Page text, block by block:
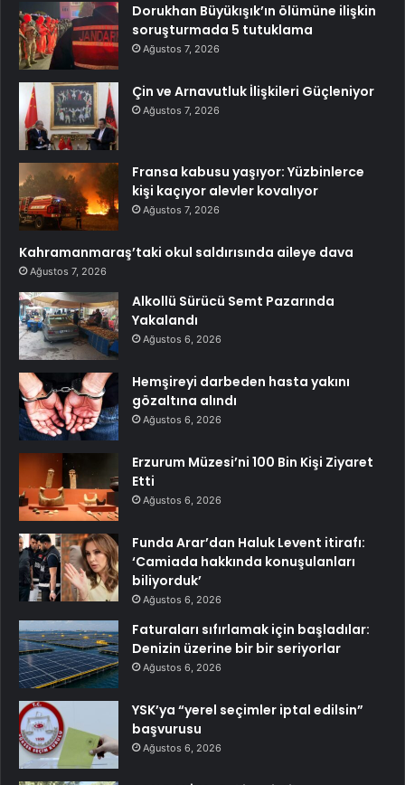
Dorukhan Büyükışık’ın ölümüne ilişkin
soruşturmada 5 tutuklama
Ağustos 7, 2026
Çin ve Arnavutluk İlişkileri Güçleniyor
Ağustos 7, 2026
Fransa kabusu yaşıyor: Yüzbinlerce
kişi kaçıyor alevler kovalıyor
Ağustos 7, 2026
Kahramanmaraş’taki okul saldırısında aileye dava
Ağustos 7, 2026
Alkollü Sürücü Semt Pazarında
Yakalandı
Ağustos 6, 2026
Hemşireyi darbeden hasta yakını
gözaltına alındı
Ağustos 6, 2026
Erzurum Müzesi’ni 100 Bin Kişi Ziyaret
Etti
Ağustos 6, 2026
Funda Arar’dan Haluk Levent itirafı:
‘Camiada hakkında konuşulanları
biliyorduk’
Ağustos 6, 2026
Faturaları sıfırlamak için başladılar:
Denizin üzerine bir bir seriyorlar
Ağustos 6, 2026
YSK’ya “yerel seçimler iptal edilsin”
başvurusu
Ağustos 6, 2026